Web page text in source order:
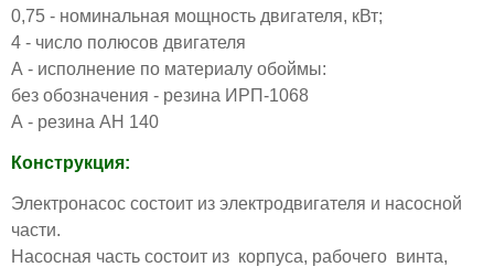
0,75 - номинальная мощность двигателя, кВт;
4 - число полюсов двигателя
А - исполнение по материалу обоймы:
без обозначения - резина ИРП-1068
А - резина АН 140
Конструкция:
Электронасос состоит из электродвигателя и насосной
части.
Насосная часть состоит из корпуса, рабочего винта,